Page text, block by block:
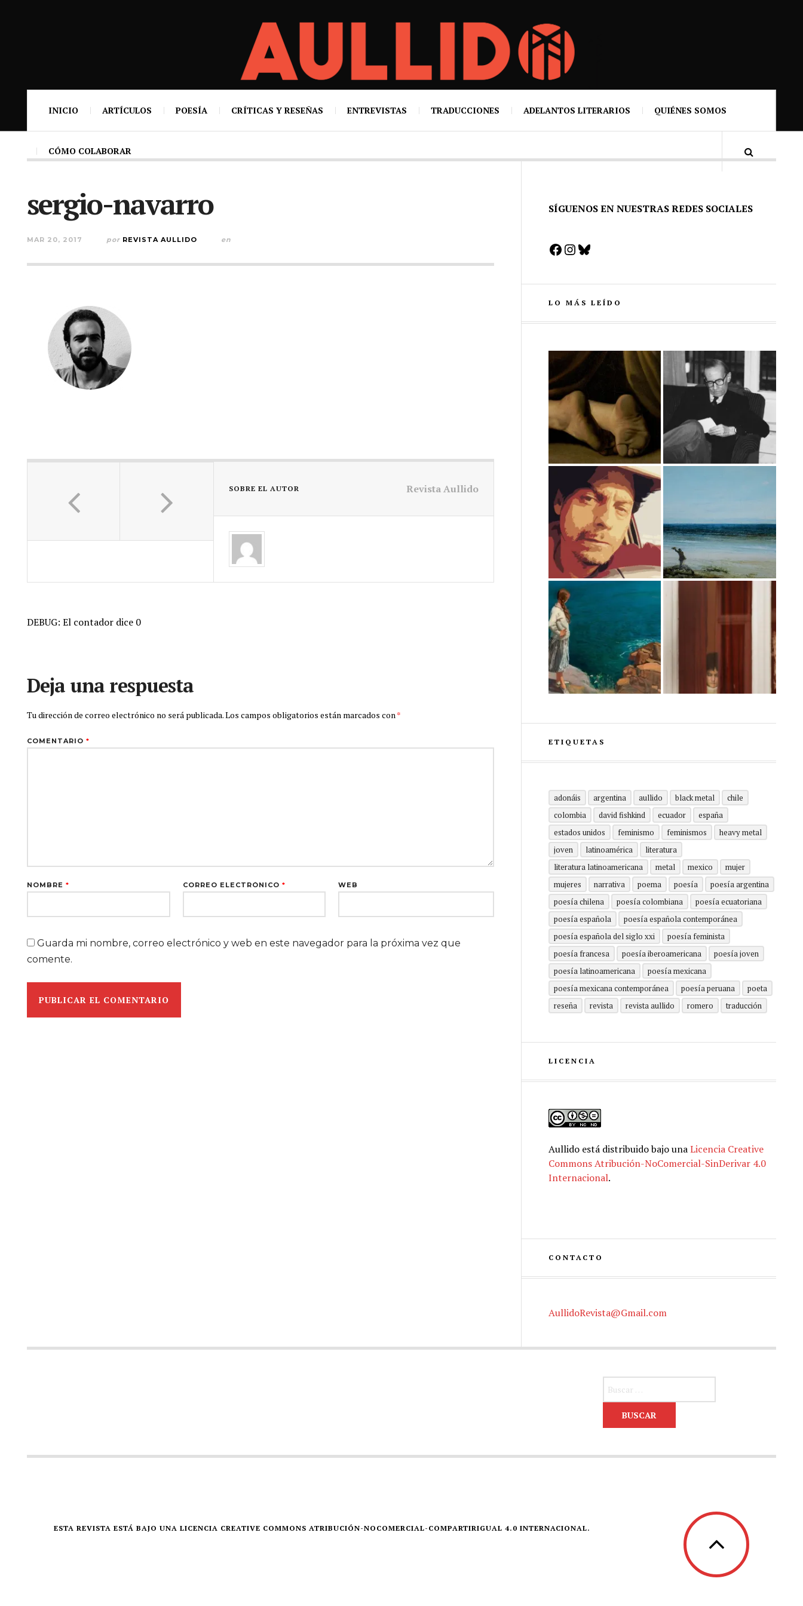
INICIO ARTÍCULOS POESÍA CRÍTICAS Y RESEÑAS ENTREVISTAS TRADUCCIONES ADELANTOS LITERARIOS QUIÉNES SOMOS
CÓMO COLABORAR
sergio-navarro
MAR 20, 2017 por REVISTA AULLIDO en
SOBRE EL AUTOR Revista Aullido
DEBUG: El contador dice 0
Deja una respuesta
Tu dirección de correo electrónico no será publicada.Los campos obligatorios están marcados con*
COMENTARIO *
NOMBRE * CORREO ELECTRÓNICO * WEB
Guarda mi nombre, correo electrónico y web en este navegador para la próxima vez que
comente.
SÍGUENOS EN NUESTRAS REDES SOCIALES
Facebook
Instagram
Bluesky
LO MÁS LEÍDO
ETIQUETAS
adonáis argentina aullido black metal
chile
colombia
david fishkind ecuador
españa
estados unidos
feminismo feminismos
heavy metal
joven
latinoamérica
literatura
literatura latinoamericana
metal mexico
mujer
mujeres
narrativa poema poesía
poesía argentina
poesía chilena
poesía colombiana
poesía ecuatoriana
poesía española
poesía española contemporánea
poesía española del siglo xxi
poesía feminista
poesía francesa
poesía iberoamericana
poesía joven
poesía latinoamericana
poesía mexicana
poesía mexicana contemporánea
poesía peruana
poeta
reseña
revista revista aullido romero traducción
LICENCIA
Aullidoestá distribuido bajo unaLicencia Creative
Commons Atribución-NoComercial-SinDerivar 4.0
Internacional.
CONTACTO
AullidoRevista@Gmail.com
ESTA REVISTA ESTÁ BAJO UNA LICENCIA CREATIVE COMMONS ATRIBUCIÓN-NOCOMERCIAL-COMPARTIRIGUAL 4.0 INTERNACIONAL.